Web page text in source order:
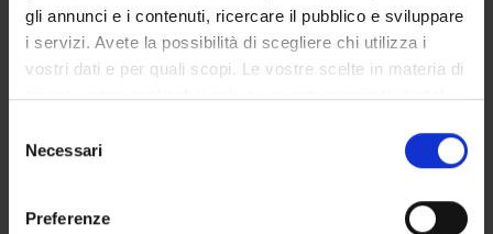
gli annunci e i contenuti, ricercare il pubblico e sviluppare
i servizi. Avete la possibilità di scegliere chi utilizza i
vostri dati e per quali scopi. Le vostre scelte in materia di
privacy sono applicabili solo su questa proprietà digitale
modificare o revocare il proprio consenso in qualsiasi
momento dalla Dichiarazione sui cookie o facendo clic
delNecessari
Preferenze
ACTIVITIES
SECTIONS
PHD PROGRAMMES